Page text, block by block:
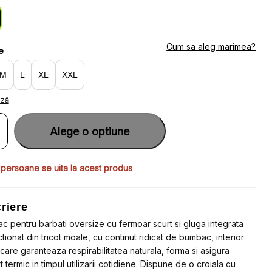
XL XXL
M L
Cum sa aleg marimea?
Alege o optiune
se uita la acest produs
pentru barbati oversize cu fermoar scurt si gluga integrata
din tricot moale, cu continut ridicat de bumbac, interior
garanteaza respirabilitatea naturala, forma si asigura
termic in timpul utilizarii cotidiene. Dispune de o croiala cu